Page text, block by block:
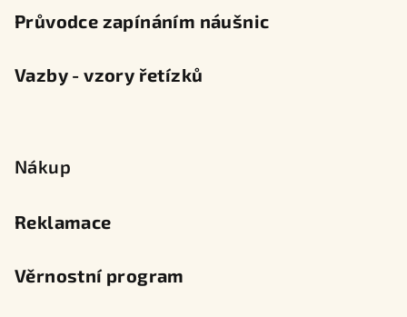
Průvodce zapínáním náušnic
Vazby - vzory řetízků
Nákup
Reklamace
Věrnostní program